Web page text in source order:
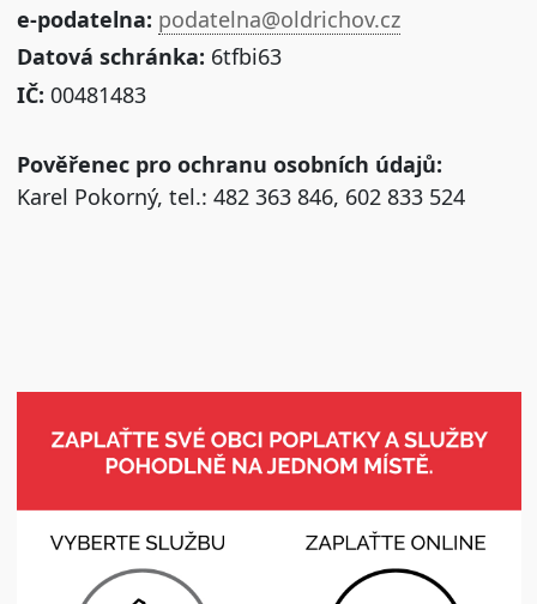
e-podatelna: podatelna@oldrichov.cz
Datová schránka: 6tfbi63
IČ: 00481483
Pověřenec pro ochranu osobních údajů:
Karel Pokorný, tel.: 482 363 846, 602 833 524